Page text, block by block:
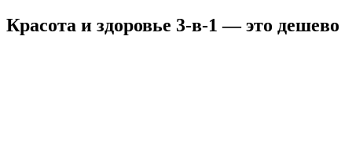
Красота и здоровье 3-в-1 — это дешево